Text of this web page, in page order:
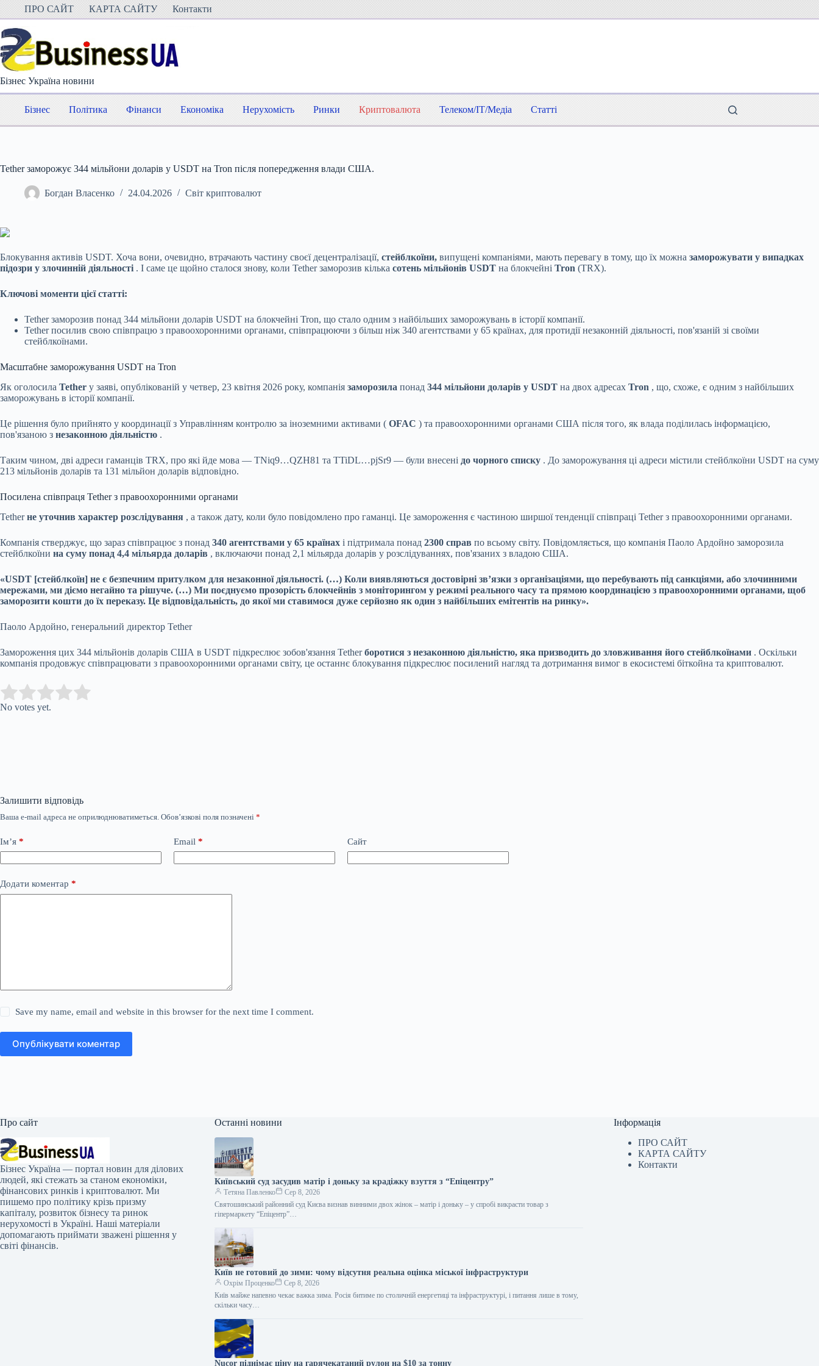
Перейти
вмісту
ПРО САЙТ КАРТА САЙТУ Контакти
Бізнес Україна новини
Бізнес Політика Фінанси Економіка Нерухомість Ринки Криптовалюта Телеком/IT/Медіа Статті
Tether заморожує 344 мільйони доларів у USDT на Tron після попередження влади США.
Богдан Власенко 24.04.2026 Світ криптовалют
Блокування активів USDT. Хоча вони, очевидно, втрачають частину своєї децентралізації, стейблкоїни, випущені компаніями, мають перевагу в тому, що їх можна заморожувати у випадках
підозри у злочинній діяльності . І саме це щойно сталося знову, коли Tether заморозив кілька сотень мільйонів USDT на блокчейні Tron (TRX).
Ключові моменти цієї статті:
Tether заморозив понад 344 мільйони доларів USDT на блокчейні Tron, що стало одним з найбільших заморожувань в історії компанії.
Tether посилив свою співпрацю з правоохоронними органами, співпрацюючи з більш ніж 340 агентствами у 65 країнах, для протидії незаконній діяльності, пов'язаній зі своїми
стейблкоїнами.
Масштабне заморожування USDT на Tron
Як оголосила Tether у заяві, опублікованій у четвер, 23 квітня 2026 року, компанія заморозила понад 344 мільйони доларів у USDT на двох адресах Tron , що, схоже, є одним з найбільших
заморожувань в історії компанії.
Це рішення було прийнято у координації з Управлінням контролю за іноземними активами ( OFAC ) та правоохоронними органами США після того, як влада поділилась інформацією,
пов'язаною з незаконною діяльністю .
Таким чином, дві адреси гаманців TRX, про які йде мова — TNiq9…QZH81 та TTiDL…pjSr9 — були внесені до чорного списку . До заморожування ці адреси містили стейблкоїни USDT на суму
213 мільйонів доларів та 131 мільйон доларів відповідно.
Посилена співпраця Tether з правоохоронними органами
Tetherне уточнив характер розслідування , а також дату, коли було повідомлено про гаманці. Це замороження є частиною ширшої тенденції співпраці Tether з правоохоронними органами.
Компанія стверджує, що зараз співпрацює з понад 340 агентствами у 65 країнах і підтримала понад 2300 справ по всьому світу. Повідомляється, що компанія Паоло Ардойно заморозила
стейблкоїни на суму понад 4,4 мільярда доларів , включаючи понад 2,1 мільярда доларів у розслідуваннях, пов'язаних з владою США.
«USDT [стейблкоїн] не є безпечним притулком для незаконної діяльності. (…) Коли виявляються достовірні зв’язки з організаціями, що перебувають під санкціями, або злочинними
мережами, ми діємо негайно та рішуче. (…) Ми поєднуємо прозорість блокчейнів з моніторингом у режимі реального часу та прямою координацією з правоохоронними органами, щоб
заморозити кошти до їх переказу. Це відповідальність, до якої ми ставимося дуже серйозно як один з найбільших емітентів на ринку».
Паоло Ардойно, генеральний директор Tether
Замороження цих 344 мільйонів доларів США в USDT підкреслює зобов'язання Tetherборотися з незаконною діяльністю, яка призводить до зловживання його стейблкоїнами . Оскільки
компанія продовжує співпрацювати з правоохоронними органами світу, це останнє блокування підкреслює посилений нагляд та дотримання вимог в екосистемі біткойна та криптовалют.
Rate this item:
No votes yet.
Залишити відповідь
Ваша e-mail адреса не оприлюднюватиметься. Обов’язкові поля позначені *
Ім’я * Email * Сайт
Додати коментар *
Save my name, email and website in this browser for the next time I comment.
Опублікувати коментар
Про сайт
Бізнес Україна — портал новин для ділових
людей, які стежать за станом економіки,
фінансових ринків і криптовалют. Ми
пишемо про політику крізь призму
капіталу, розвиток бізнесу та ринок
нерухомості в Україні. Наші матеріали
допомагають приймати зважені рішення у
світі фінансів.
Останні новини
Київський суд засудив матір і доньку за крадіжку взуття з “Епіцентру”
Тетяна Павленко
Сер 8, 2026
Святошинський районний суд Києва визнав винними двох жінок – матір і доньку – у спробі викрасти товар з
гіпермаркету “Епіцентр”…
Київ не готовий до зими: чому відсутня реальна оцінка міської інфраструктури
Охрім Проценко
Сер 8, 2026
Київ майже напевно чекає важка зима. Росія битиме по столичній енергетиці та інфраструктурі, і питання лише в тому,
скільки часу…
Nucor піднімає ціну на гарячекатаний рулон на $10 за тонну
Інформація
ПРО САЙТ
КАРТА САЙТУ
Контакти